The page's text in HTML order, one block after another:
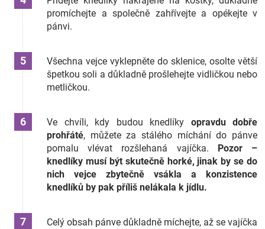
promíchejte a společně zahřívejte a opékejte v
pánvi.
Všechna vejce vyklepněte do sklenice, osolte větší
špetkou soli a důkladně prošlehejte vidličkou nebo
metličkou.
Ve chvíli, kdy budou knedlíky opravdu dobře
prohřáté, můžete za stálého míchání do pánve
pomalu vlévat rozšlehaná vajíčka.
Pozor –
knedlíky musí být skutečně horké, jinak by se do
nich vejce zbytečně vsákla a konzistence
knedlíků by pak příliš nelákala k jídlu.
Celý obsah pánve důkladně míchejte, až se vajíčka